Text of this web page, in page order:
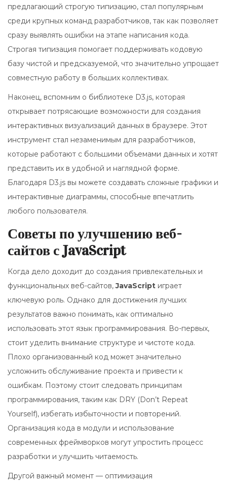
предлагающий строгую типизацию, стал популярным
среди крупных команд разработчиков, так как позволяет
сразу выявлять ошибки на этапе написания кода.
Строгая типизация помогает поддерживать кодовую
базу чистой и предсказуемой, что значительно упрощает
совместную работу в больших коллективах.
Наконец, вспомним о библиотеке D3.js, которая
открывает потрясающие возможности для создания
интерактивных визуализаций данных в браузере. Этот
инструмент стал незаменимым для разработчиков,
которые работают с большими объемами данных и хотят
представить их в удобной и наглядной форме.
Благодаря D3.js вы можете создавать сложные графики и
интерактивные диаграммы, способные впечатлить
любого пользователя.
Советы по улучшению веб-
сайтов с JavaScript
Когда дело доходит до создания привлекательных и
функциональных веб-сайтов,JavaScript играет
ключевую роль. Однако для достижения лучших
результатов важно понимать, как оптимально
использовать этот язык программирования. Во-первых,
стоит уделить внимание структуре и чистоте кода.
Плохо организованный код может значительно
усложнить обслуживание проекта и привести к
ошибкам. Поэтому стоит следовать принципам
программирования, таким как DRY (Don’t Repeat
Yourself), избегать избыточности и повторений.
Организация кода в модули и использование
современных фреймворков могут упростить процесс
разработки и улучшить читаемость.
Другой важный момент — оптимизация